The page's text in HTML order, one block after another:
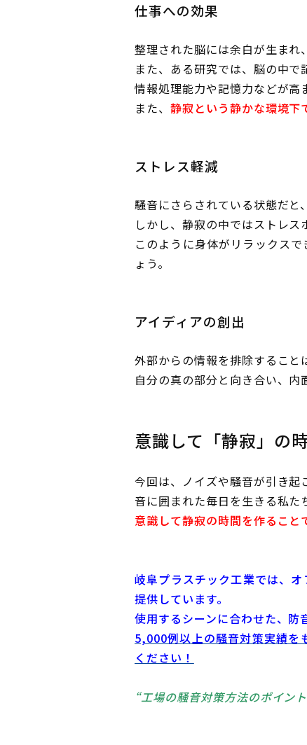
仕事への効果
整理された脳には余白が生まれ
また、ある研究では、脳の中で
情報処理能力や記憶力などが高
また、 静寂という静かな環境下
ストレス軽減
騒音にさらされている状態だと
しかし、静寂の中ではストレス
このように身体がリラックス
ょう。
アイディアの創出
外部からの情報を排除すること
自分の真の部分と向き合い、内
意識して「静寂」の
今回は、ノイズや騒音が引き起
音に囲まれた毎日を生きる私た
意識して静寂の時間を作ること
岐阜プラスチック工業では、
提供しています。
使用するシーンに合わせた、防
5,000例以上の騒音対策実績を
ください！
“工場の騒音対策方法のポイン